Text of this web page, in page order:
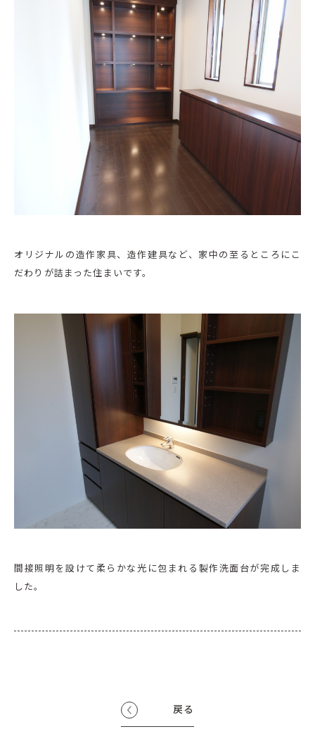
オリジナルの造作家具、造作建具など、家中の至るところにこ
だわりが詰まった住まいです。
間接照明を設けて柔らかな光に包まれる製作洗面台が完成しま
した。
戻る